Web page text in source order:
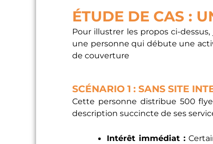
ÉTUDE DE CAS :
Pour illustrer les propos ci-
une personne qui débute une
de couverture
SCÉNARIO 1 : SANS SITE
Cette personne distribue 500
description succincte de ses
Intérêt immédiat :